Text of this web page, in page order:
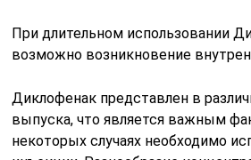
При длительном использовании
возможно возникновение
Диклофенак представлен в
выпуска, что является важным
некоторых случаях необходимо